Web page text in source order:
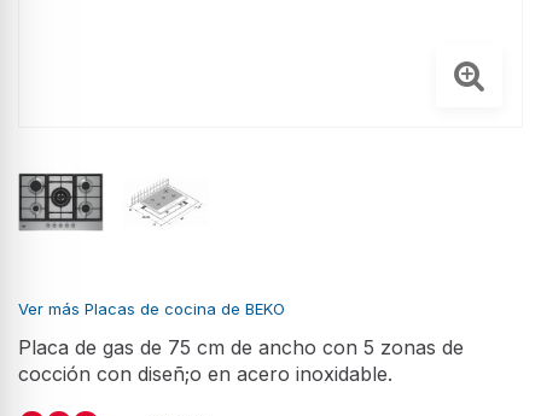
Ver más Placas de cocina de BEKO
Placa de gas de 75 cm de ancho con 5 zonas de
cocción con diseñ;o en acero inoxidable.